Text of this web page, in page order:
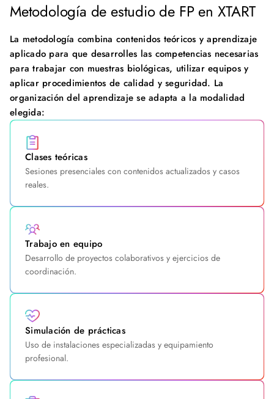
Metodología de estudio de FP en XTART
La metodología combina contenidos teóricos y aprendizaje
aplicado para que desarrolles las competencias necesarias
para trabajar con muestras biológicas, utilizar equipos y
aplicar procedimientos de calidad y seguridad. La
organización del aprendizaje se adapta a la modalidad
elegida:
Clases teóricas
Sesiones presenciales con contenidos actualizados y casos
reales.
Trabajo en equipo
Desarrollo de proyectos colaborativos y ejercicios de
coordinación.
Simulación de prácticas
Uso de instalaciones especializadas y equipamiento
profesional.